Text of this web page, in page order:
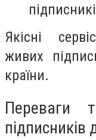
Якісні
живих
країни.
Переваги
підписників